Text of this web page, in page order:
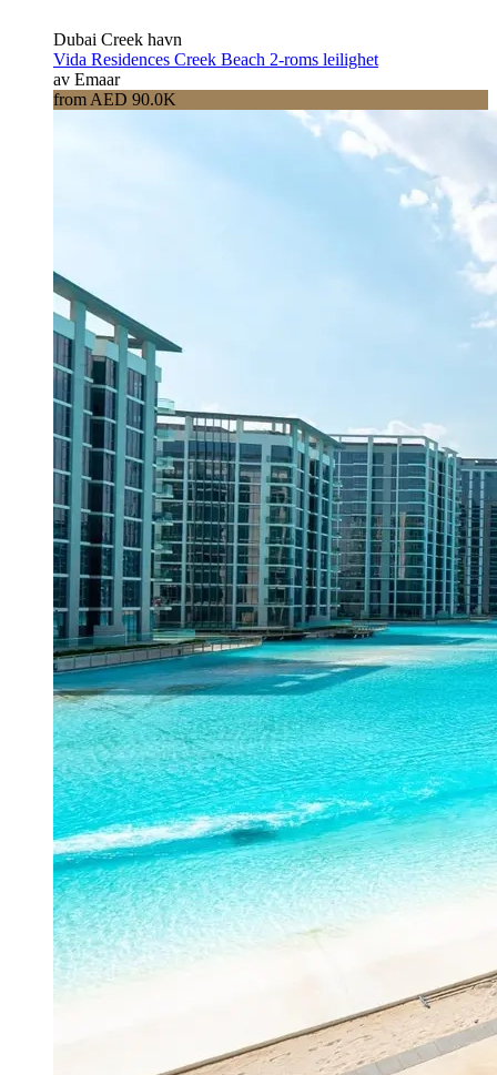
Dubai Creek havn
Vida Residences Creek Beach 2-roms leilighet
av Emaar
from AED 90.0K